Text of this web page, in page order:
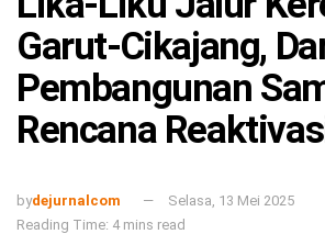
Garut-Cikajang,
Pembangunan
Rencana
bydejurnalcom
Selasa, 13 Mei 2025
Reading Time: 4 mins read